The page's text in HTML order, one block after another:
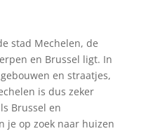
stad Mechelen, de
en Brussel ligt. In
en straatjes,
is dus zeker
Brussel en
je op zoek naar huizen